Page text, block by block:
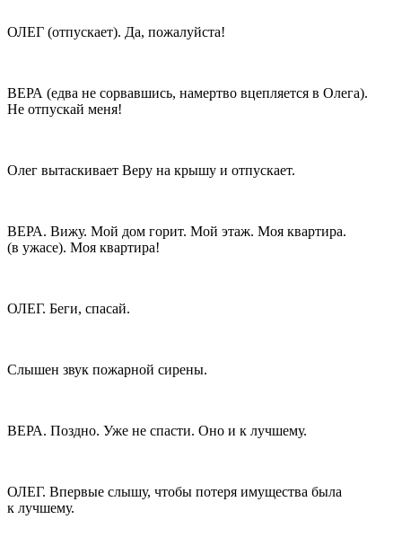
ОЛЕГ (отпускает). Да, пожалуйста!
ВЕРА (едва не сорвавшись, намертво вцепляется в Олега).
Не отпускай меня!
Олег вытаскивает Веру на крышу и отпускает.
ВЕРА. Вижу. Мой дом горит. Мой этаж. Моя квартира.
(в ужасе). Моя квартира!
ОЛЕГ. Беги, спасай.
Слышен звук пожарной сирены.
ВЕРА. Поздно. Уже не спасти. Оно и к лучшему.
ОЛЕГ. Впервые слышу, чтобы потеря имущества была
к лучшему.